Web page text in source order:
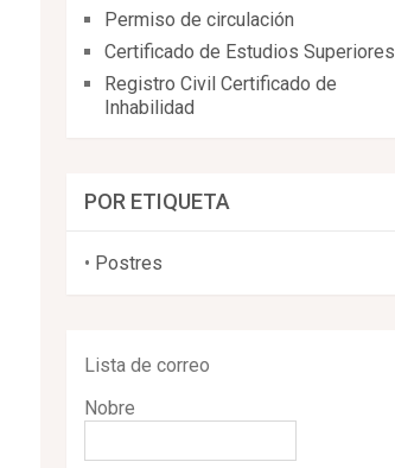
Permiso de circulación
Certificado de Estudios Superiores
Registro Civil Certificado de
Inhabilidad
POR ETIQUETA
• Postres
Lista de correo
Nobre